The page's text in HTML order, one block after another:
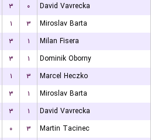
۳ ۰
David Vavrecka
۱ ۳
Miroslav Barta
۳ ۱
Milan Fisera
۳ ۱
Dominik Oborny
۱ ۳
Marcel Heczko
۳ ۱
Miroslav Barta
۳ ۱
David Vavrecka
۰ ۳
Martin Tacinec